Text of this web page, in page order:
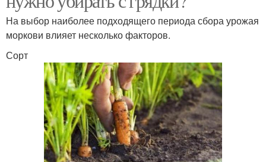
На выбор наиболее подходящего периода сбора урожая
моркови влияет несколько факторов.
Сорт